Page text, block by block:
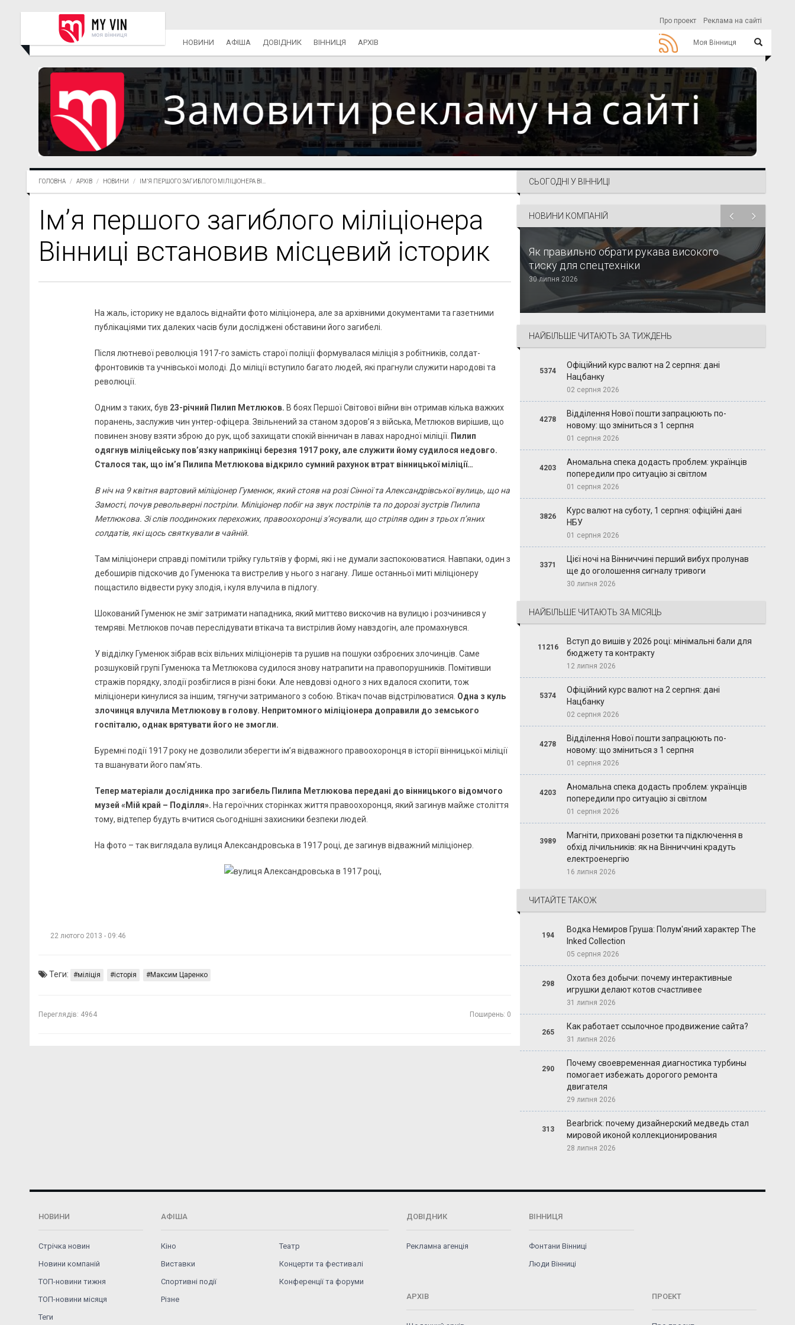
Про проект Реклама на сайті
Моя Вінниця
НОВИНИ АФІША ДОВІДНИК ВІННИЦЯ АРХІВ
ГОЛОВНА АРХІВ НОВИНИ ІМ’Я ПЕРШОГО ЗАГИБЛОГО МІЛІЦІОНЕРА ВІ...
Ім’я першого загиблого міліціонера
Вінниці встановив місцевий історик
На жаль, історику не вдалось віднайти фото міліціонера, але за архівними документами та газетними
публікаціями тих далеких часів були досліджені обставини його загибелі.
Після лютневої революція 1917-го замість старої поліції формувалася міліція з робітників, солдат-
фронтовиків та учнівської молоді. До міліції вступило багато людей, які прагнули служити народові та
революції.
Одним з таких, був 23-річний Пилип Метлюков. В боях Першої Світової війни він отримав кілька важких
поранень, заслужив чин унтер-офіцера. Звільнений за станом здоров’я з війська, Метлюков вирішив, що
повинен знову взяти зброю до рук, щоб захищати спокій вінничан в лавах народної міліції. Пилип
одягнув міліцейську пов’язку наприкінці березня 1917 року, але служити йому судилося недовго.
Сталося так, що ім’я Пилипа Метлюкова відкрило сумний рахунок втрат вінницької міліції…
В ніч на 9 квітня вартовий міліціонер Гуменюк, який стояв на розі Сінної та Александрівської вулиць, що на
Замості, почув револьверні постріли. Міліціонер побіг на звук пострілів та по дорозі зустрів Пилипа
Метлюкова. Зі слів поодиноких перехожих, правоохоронці з’ясували, що стріляв один з трьох п’яних
солдатів, які щось святкували в чайній.
Там міліціонери справді помітили трійку гультяїв у формі, які і не думали заспокоюватися. Навпаки, один з
дебоширів підскочив до Гуменюка та вистрелив у нього з нагану. Лише останньої миті міліціонеру
пощастило відвести руку злодія, і куля влучила в підлогу.
Шокований Гуменюк не зміг затримати нападника, який миттєво вискочив на вулицю і розчинився у
темряві. Метлюков почав переслідувати втікача та вистрілив йому навздогін, але промахнувся.
У відділку Гуменюк зібрав всіх вільних міліціонерів та рушив на пошуки озброєних злочинців. Саме
розшуковій групі Гуменюка та Метлюкова судилося знову натрапити на правопорушників. Помітивши
стражів порядку, злодії розбіглися в різні боки. Але невдовзі одного з них вдалося схопити, тож
міліціонери кинулися за іншим, тягнучи затриманого з собою. Втікач почав відстрілюватися. Одна з куль
злочинця влучила Метлюкову в голову. Непритомного міліціонера доправили до земського
госпіталю, однак врятувати його не змогли.
Буремні події 1917 року не дозволили зберегти ім’я відважного правоохоронця в історії вінницької міліції
та вшанувати його пам’ять.
Тепер матеріали дослідника про загибель Пилипа Метлюкова передані до вінницького відомчого
музей «Мій край – Поділля». На героїчних сторінках життя правоохоронця, який загинув майже століття
тому, відтепер будуть вчитися сьогоднішні захисники безпеки людей.
На фото – так виглядала вулиця Александровська в 1917 році, де загинув відважний міліціонер.
22 лютого 2013 - 09:46
Теги: міліція історія Максим Царенко
Переглядів: 4964 Поширень: 0
СЬОГОДНІ У ВІННИЦІ
НОВИНИ КОМПАНІЙ
Як правильно обрати рукава високого
тиску для спецтехніки
30 липня 2026
НАЙБІЛЬШЕ ЧИТАЮТЬ ЗА ТИЖДЕНЬ
5374
Офіційний курс валют на 2 серпня: дані
Нацбанку
02 серпня 2026
4278
Відділення Нової пошти запрацюють по-
новому: що зміниться з 1 серпня
01 серпня 2026
4203
Аномальна спека додасть проблем: українців
попередили про ситуацію зі світлом
01 серпня 2026
3826
Курс валют на суботу, 1 серпня: офіційні дані
НБУ
01 серпня 2026
3371
Цієї ночі на Вінниччині перший вибух пролунав
ще до оголошення сигналу тривоги
30 липня 2026
НАЙБІЛЬШЕ ЧИТАЮТЬ ЗА МІСЯЦЬ
11216
Вступ до вишів у 2026 році: мінімальні бали для
бюджету та контракту
12 липня 2026
5374
Офіційний курс валют на 2 серпня: дані
Нацбанку
02 серпня 2026
4278
Відділення Нової пошти запрацюють по-
новому: що зміниться з 1 серпня
01 серпня 2026
4203
Аномальна спека додасть проблем: українців
попередили про ситуацію зі світлом
01 серпня 2026
3989
Магніти, приховані розетки та підключення в
обхід лічильників: як на Вінниччині крадуть
електроенергію
16 липня 2026
ЧИТАЙТЕ ТАКОЖ
194
Водка Немиров Груша: Полум'яний характер The
Inked Collection
05 серпня 2026
298
Охота без добычи: почему интерактивные
игрушки делают котов счастливее
31 липня 2026
265
Как работает ссылочное продвижение сайта?
31 липня 2026
290
Почему своевременная диагностика турбины
помогает избежать дорогого ремонта
двигателя
29 липня 2026
313
Bearbrick: почему дизайнерский медведь стал
мировой иконой коллекционирования
28 липня 2026
НОВИНИ
Стрічка новин
Новини компаній
ТОП-новини тижня
ТОП-новини місяця
Теги
АФІША
Кіно
Театр
Виставки
Концерти та фестивалі
Спортивні події
Конференції та форуми
Різне
ДОВІДНИК
Рекламна агенція
ВІННИЦЯ
Фонтани Вінниці
Люди Вінниці
АРХІВ ПРОЕКТ